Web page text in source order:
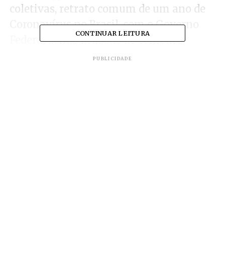
coletivas, retrato comum de um ano de
Coronavírus no Brasil, com o Governo
Federal sendo acusado de combate
moderado ao vírus.
CONTINUAR LEITURA
PUBLICIDADE